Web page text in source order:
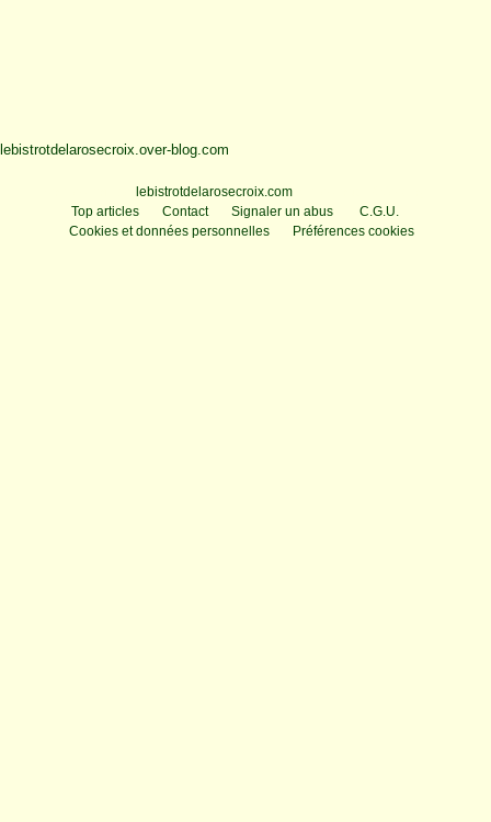
lebistrotdelarosecroix.over-blog.com
lebistrotdelarosecroix.com
Top articles
Contact Signaler un abus
C.G.U.
Cookies et données personnelles
Préférences cookies